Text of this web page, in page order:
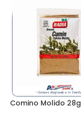
5
Comino Molido 28g